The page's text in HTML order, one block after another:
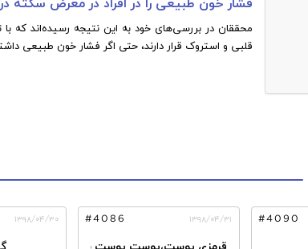
فشار خون طبیعی را در افراد در معرض سکته
محققان در بررسی‌های خود به این نتیجه رسیده‌اند که
قلبی و استروک قرار دارند، حتی اگر فشار خون طبیعی
#4090 ۱۳۹۸/۰۴/۳۱ #4086 ۱۳۹۸/۰۴/۳۰